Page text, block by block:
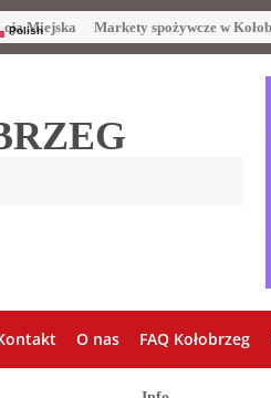
Miejska Markety spożywcze w
O nas FAQ Kołobrzeg
Polish